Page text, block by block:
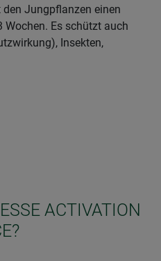
Jungpflanzen einen
Wochen. Es schützt auch
Insekten,
ACTIVATION